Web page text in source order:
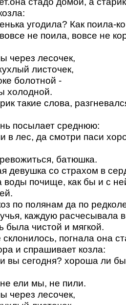
угодила? Как поила-
не поила, вовсе не
через лесочек,
листочек,
болотной -
холодной.
такие слова,
посылает среднюю:
в лес, да смотри паси
батюшка.
девушка со страхом в
воды почище, как бы и с
по полянам да по
каждую расчесывала
была чистой и мягкой.
склонилось, погнала она
и спрашивает козла:
вы сегодня? хороша ли
ели мы, не пили.
через лесочек,